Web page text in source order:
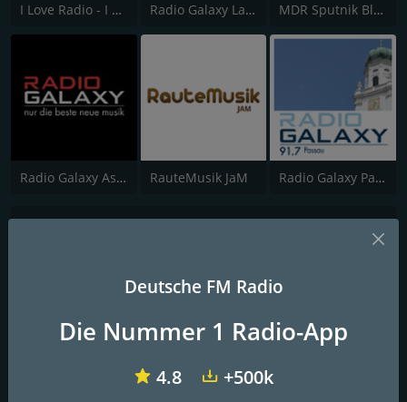
I Love Radio - I Love the Battle Radio Galaxy Landshut MDR Sputnik Black
Radio Galaxy Aschaffenburg RauteMusik JaM Radio Galaxy Passau
Deutschrap und Hip-Hop
Deutschrap und Hip-Hop made in Germany
FM-Frequenzen
Deutsche FM Radio
Die Nummer 1 Radio-App
4.8 +500k